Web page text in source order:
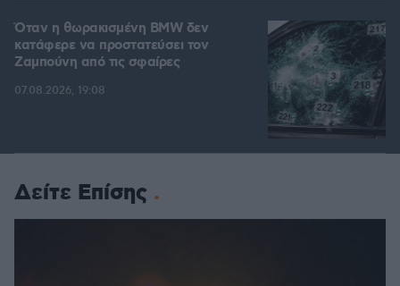
Όταν η θωρακισμένη BMW δεν
κατάφερε να προστατεύσει τον
Ζαμπούνη από τις σφαίρες
07.08.2026, 19:08
Δείτε Επίσης